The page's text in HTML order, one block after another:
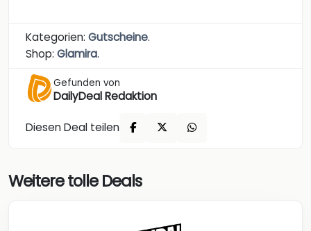
Kategorien: Gutscheine.
Shop: Glamira.
Gefunden von
DailyDeal Redaktion
Diesen Deal teilen
Weitere tolle Deals